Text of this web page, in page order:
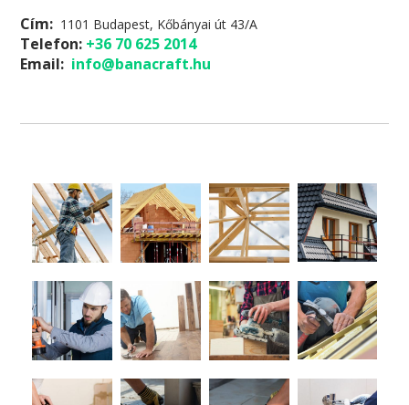
Cím: 1101 Budapest, Kőbányai út 43/A
Telefon: +36 70 625 2014
Email: info@banacraft.hu